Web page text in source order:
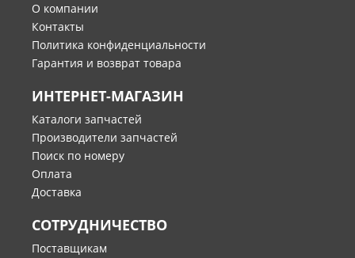
О компании
Контакты
Политика конфиденциальности
Гарантия и возврат товара
ИНТЕРНЕТ-МАГАЗИН
Каталоги запчастей
Производители запчастей
Поиск по номеру
Оплата
Доставка
СОТРУДНИЧЕСТВО
Поставщикам